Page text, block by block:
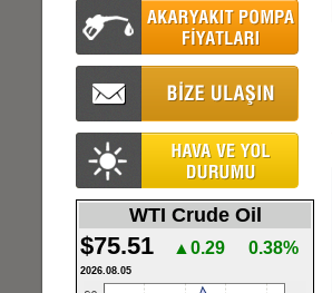
WTI Crude Oil
$75.51 ▲0.29 0.38%
2026.08.05